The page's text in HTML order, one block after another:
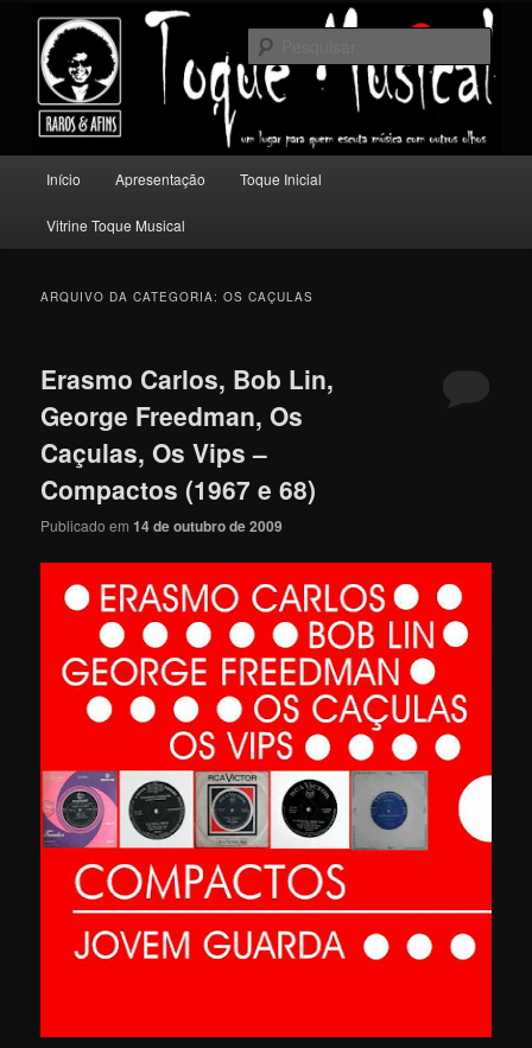
conteúdo
principal
conteúdo
secundário
Toque Musical
Um lugar para quem escuta música com outros olhos.
principal
Início Apresentação Toque Inicial
Vitrine Toque Musical
ARQUIVO DA CATEGORIA:OS CAÇULAS
Erasmo Carlos, Bob Lin,
George Freedman, Os
Caçulas, Os Vips –
Compactos (1967 e 68)
Publicado em14 de outubro de 2009